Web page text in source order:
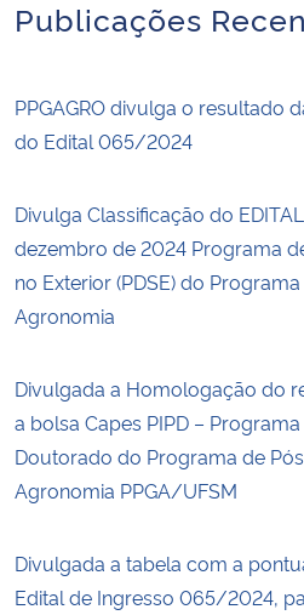
Publicações
PPGAGRO divulga o resultado
do Edital 065/2024
Divulga Classificação do
dezembro de 2024 Programa
no Exterior (PDSE) do
Agronomia
Divulgada a Homologação do
a bolsa Capes PIPD –
Doutorado do Programa de
Agronomia PPGA/UFSM
Divulgada a tabela com a
Edital de Ingresso 065/2024,